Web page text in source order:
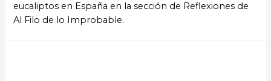
eucaliptos en España en la sección de Reflexiones de
Al Filo de lo Improbable.